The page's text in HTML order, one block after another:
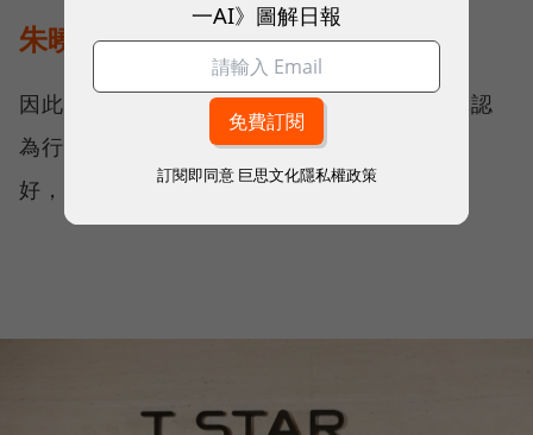
朱曉幸：我們比較像是創業型公司
因此在行動優先、網路社群的新時代，朱曉幸認
為行銷絕對不能由太老的人來做，「不是老不
好，是很難了解這個時代。」
一AI》圖解日報
訂閱即同意 巨思文化隱私權政策